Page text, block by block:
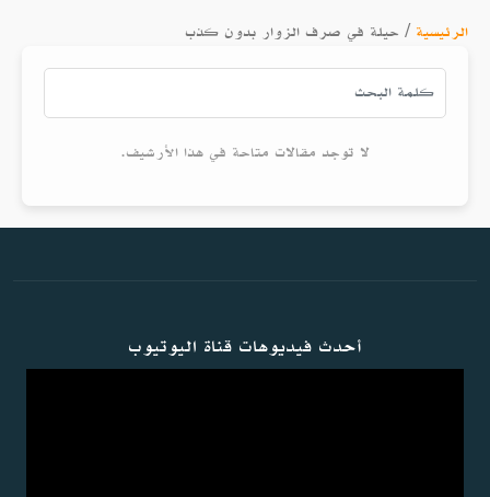
الرئيسية / حيلة في صرف الزوار بدون كذب
لا توجد مقالات متاحة في هذا الأرشيف.
أحدث فيديوهات قناة اليوتيوب